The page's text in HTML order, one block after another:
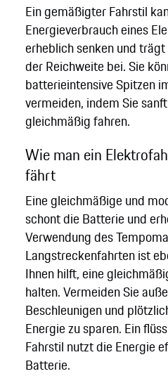
Ein gemäßigter Fahrstil
Energieverbrauch eines
erheblich senken und
der Reichweite bei. Sie
batterieintensive Spitzen
vermeiden, indem Sie
gleichmäßig fahren.
Wie man ein
fährt
Eine gleichmäßige und
schont die Batterie und
Verwendung des
Langstreckenfahrten ist
Ihnen hilft, eine
halten. Vermeiden Sie
Beschleunigen und
Energie zu sparen. Ein
Fahrstil nutzt die Energie
Batterie.